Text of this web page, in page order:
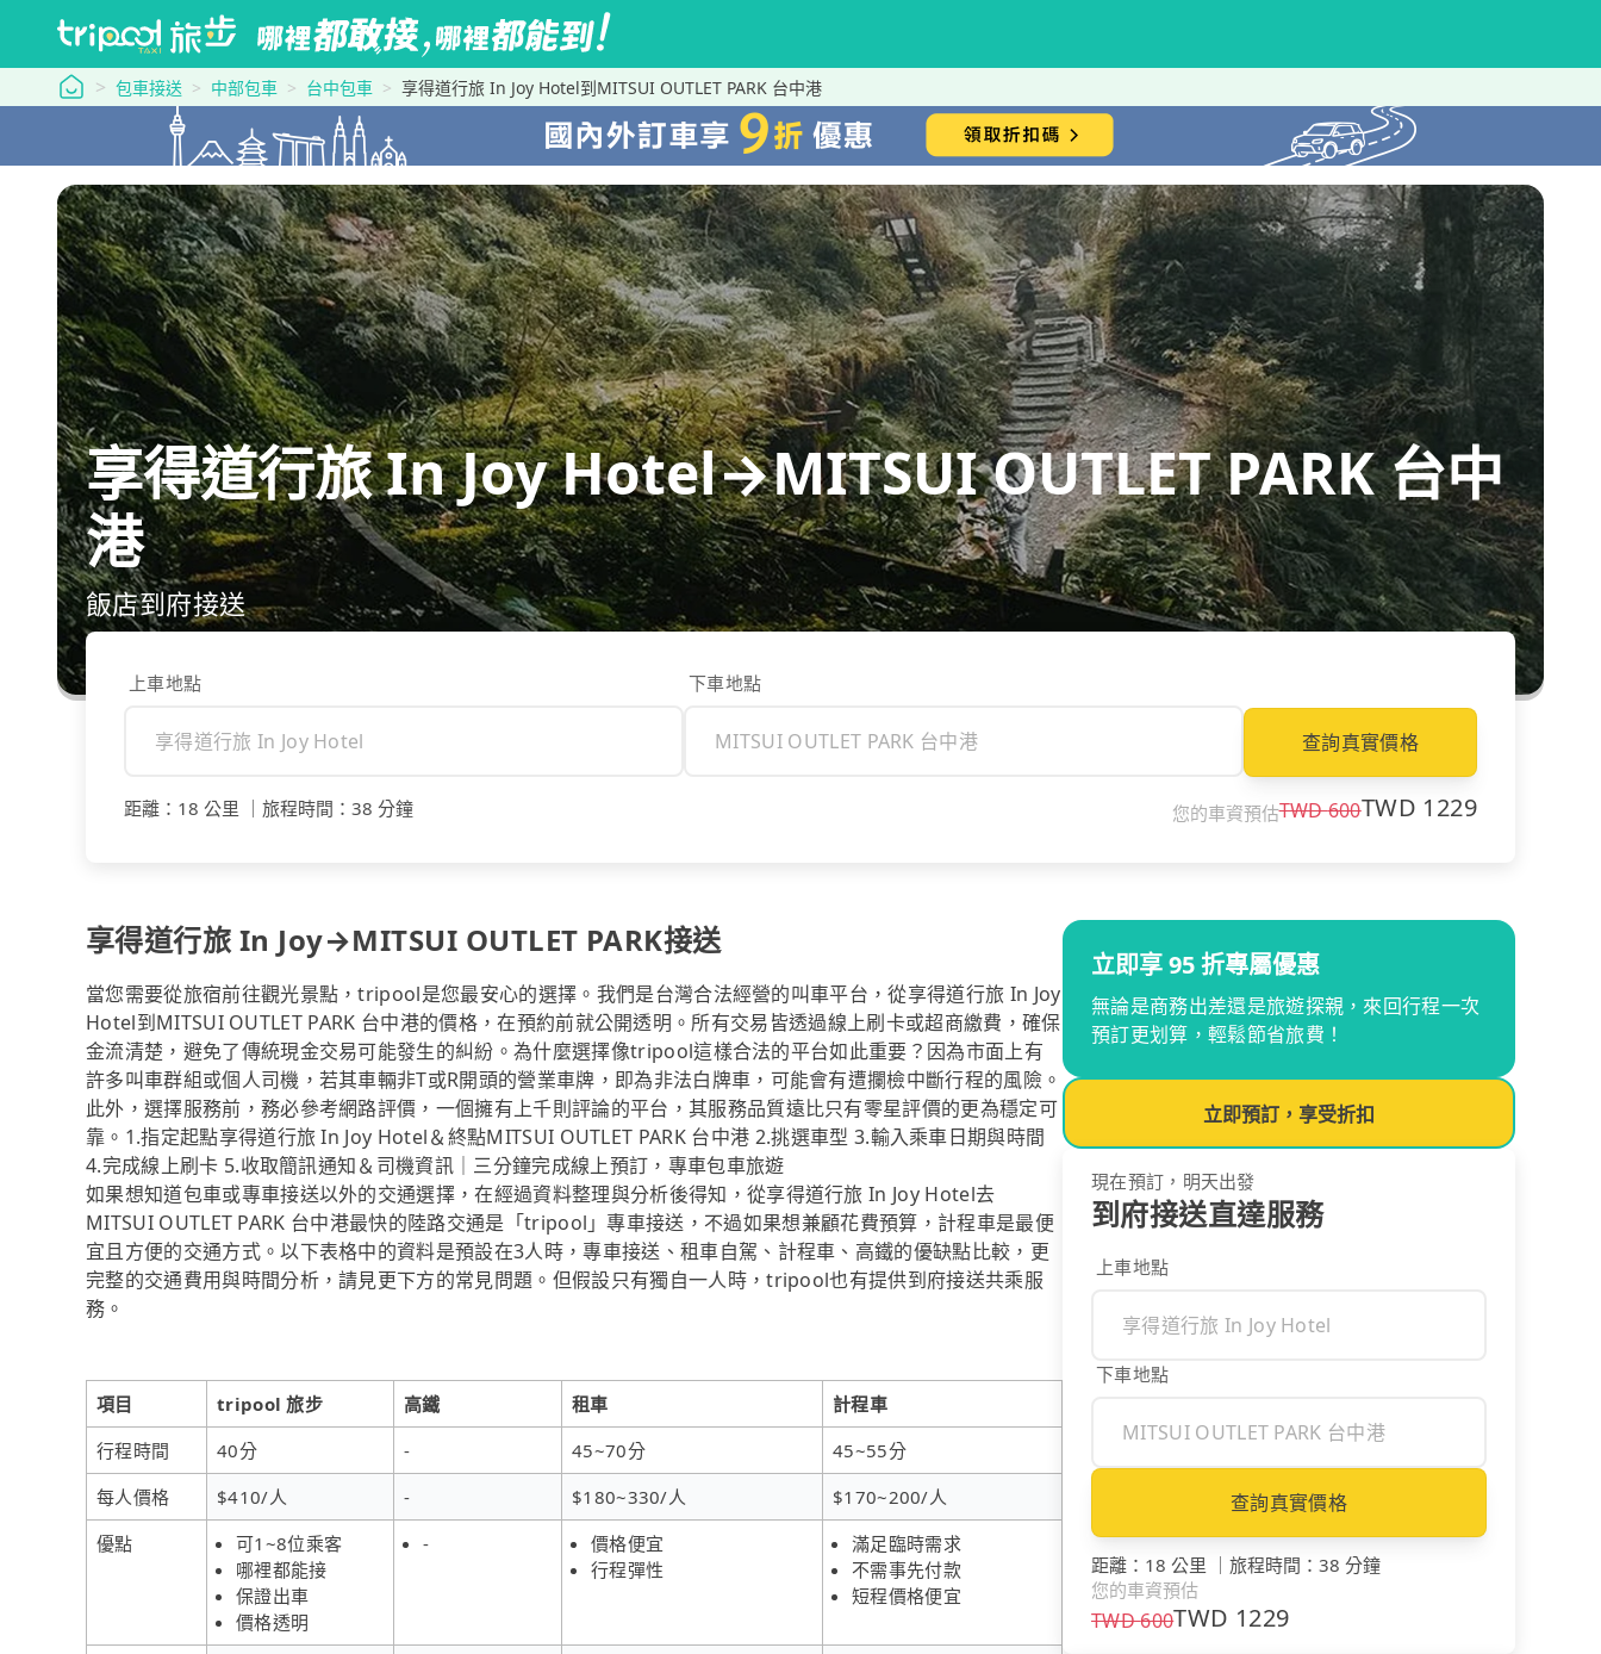
tripool 旅步
包車接送 中部包車 台中包車 享得道行旅 In Joy Hotel到MITSUI OUTLET PARK 台中港
享得道行旅 In Joy Hotel→MITSUI OUTLET PARK 台中
港
飯店到府接送
上車地點 下車地點
查詢真實價格
距離 ： 18 公里 旅程時間 ： 38 分鐘 您的車資預估TWD600TWD 1229
享得道行旅 In Joy→MITSUI OUTLET PARK接送
當您需要從旅宿前往觀光景點，tripool是您最安心的選擇。我們是台灣合法經營的叫車平台，從享得道行旅 In Joy
Hotel到MITSUI OUTLET PARK 台中港的價格，在預約前就公開透明。所有交易皆透過線上刷卡或超商繳費，確保
金流清楚，避免了傳統現金交易可能發生的糾紛。為什麼選擇像tripool這樣合法的平台如此重要？因為市面上有
許多叫車群組或個人司機，若其車輛非T或R開頭的營業車牌，即為非法白牌車，可能會有遭攔檢中斷行程的風險。
此外，選擇服務前，務必參考網路評價，一個擁有上千則評論的平台，其服務品質遠比只有零星評價的更為穩定可
靠。1.指定起點享得道行旅 In Joy Hotel＆終點MITSUI OUTLET PARK 台中港 2.挑選車型 3.輸入乘車日期與時間
4.完成線上刷卡 5.收取簡訊通知＆司機資訊｜三分鐘完成線上預訂，專車包車旅遊
如果想知道包車或專車接送以外的交通選擇，在經過資料整理與分析後得知，從享得道行旅 In Joy Hotel去
MITSUI OUTLET PARK 台中港最快的陸路交通是「tripool」專車接送，不過如果想兼顧花費預算，計程車是最便
宜且方便的交通方式。以下表格中的資料是預設在3人時，專車接送、租車自駕、計程車、高鐵的優缺點比較，更
完整的交通費用與時間分析，請見更下方的常見問題。但假設只有獨自一人時，tripool也有提供到府接送共乘服
務。
項目 tripool 旅步 高鐵 租車
計程車
行程時間
40分 - 45~70分
45~55分
每人價格
$410/人 - $180~330/人
$170~200/人
優點
可1~8位乘客
哪裡都能接
保證出車
價格透明
-
價格便宜
行程彈性
滿足臨時需求
不需事先付款
短程價格便宜
立即享 95 折專屬優惠
無論是商務出差還是旅遊探親，來回行程一次
預訂更划算，輕鬆節省旅費！
立即預訂，享受折扣
現在預訂，明天出發
到府接送直達服務
上車地點
下車地點
查詢真實價格
距離 ： 18 公里 ｜ 旅程時間 ： 38 分鐘
您的車資預估
TWD600TWD 1229